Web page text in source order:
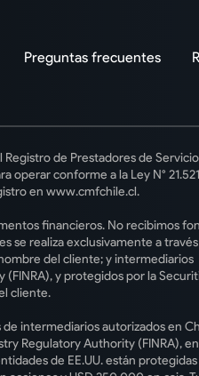
Preguntas frecuentes
de Prestadores de
operar conforme a la Ley N°
en www.cmfchile.cl.
financieros. No recibimos
se realiza exclusivamente a
del cliente; y intermediarios
(FINRA), y protegidos por la
cliente.
intermediarios autorizados en
Regulatory Authority (FINRA),
de EE.UU. están